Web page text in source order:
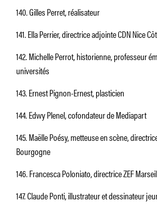
140. Gilles Perret, réalisateur
141. Ella Perrier, directrice adjointe CDN Nice
142. Michelle Perrot, historienne, professeur
universités
143. Ernest Pignon-Ernest, plasticien
144. Edwy Plenel, cofondateur de Mediapart
145. Maëlle Poésy, metteuse en scène,
Bourgogne
146. Francesca Poloniato, directrice ZEF
147. Claude Ponti, illustrateur et dessinateur